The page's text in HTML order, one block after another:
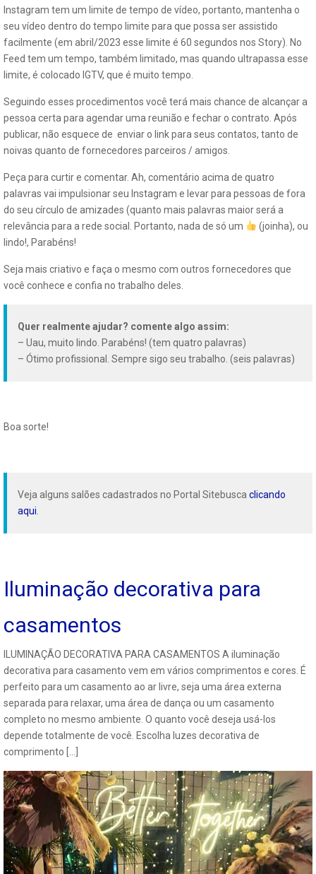
Instagram tem um limite de tempo de vídeo, portanto, mantenha o
seu vídeo dentro do tempo limite para que possa ser assistido
facilmente (em abril/2023 esse limite é 60 segundos nos Story). No
Feed tem um tempo, também limitado, mas quando ultrapassa esse
limite, é colocado IGTV, que é muito tempo.
Seguindo esses procedimentos você terá mais chance de alcançar a
pessoa certa para agendar uma reunião e fechar o contrato. Após
publicar, não esquece de enviar o link para seus contatos, tanto de
noivas quanto de fornecedores parceiros / amigos.
Peça para curtir e comentar. Ah, comentário acima de quatro
palavras vai impulsionar seu Instagram e levar para pessoas de fora
do seu círculo de amizades (quanto mais palavras maior será a
relevância para a rede social. Portanto, nada de só um
(joinha), ou
lindo!, Parabéns!
Seja mais criativo e faça o mesmo com outros fornecedores que
você conhece e confia no trabalho deles.
Quer realmente ajudar? comente algo assim:
– Uau, muito lindo. Parabéns! (tem quatro palavras)
– Ótimo profissional. Sempre sigo seu trabalho. (seis palavras)
Boa sorte!
Veja alguns salões cadastrados no Portal Sitebusca clicando
aqui
Iluminação decorativa para
casamentos
ILUMINAÇÃO DECORATIVA PARA CASAMENTOS A iluminação
decorativa para casamento vem em vários comprimentos e cores. É
perfeito para um casamento ao ar livre, seja uma área externa
separada para relaxar, uma área de dança ou um casamento
completo no mesmo ambiente. O quanto você deseja usá-los
depende totalmente de você. Escolha luzes decorativa de
comprimento […]